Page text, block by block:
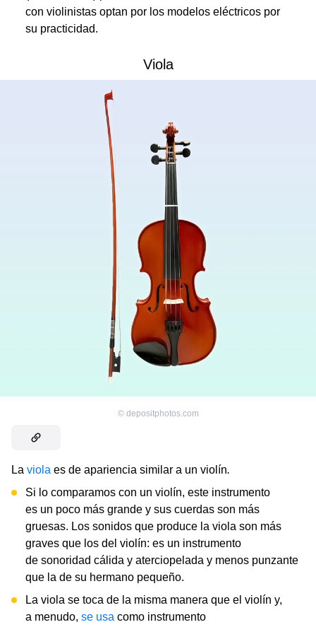
con violinistas optan por los modelos eléctricos por
su practicidad.
Viola
© depositphotos.com
La viola es de apariencia similar a un violín.
Si lo comparamos con un violín, este instrumento
es un poco más grande y sus cuerdas son más
gruesas. Los sonidos que produce la viola son más
graves que los del violín: es un instrumento
de sonoridad cálida y aterciopelada y menos punzante
que la de su hermano pequeño.
La viola se toca de la misma manera que el violín y,
a menudo, se usa como instrumento